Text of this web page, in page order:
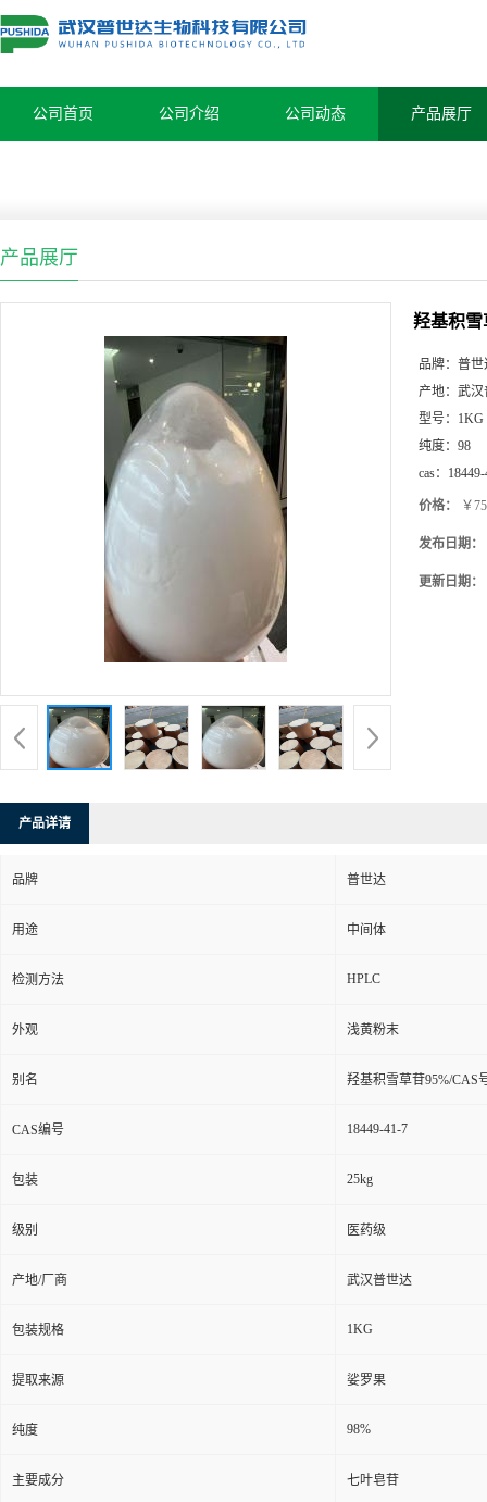
公司首页 公司介绍 公司动态 产品展厅
产品展厅
羟基积雪
品牌： 普世
产地： 武汉
型号： 1KG
纯度： 98
cas：
价格： ￥
发布日期：
更新日期：
产品详请
品牌 普世达
用途 中间体
检测方法 HPLC
外观 浅黄粉末
别名 羟基积雪草苷95%/CAS
CAS编号 18449-41-7
包装 25kg
级别 医药级
产地/厂商 武汉普世达
包装规格 1KG
提取来源 娑罗果
纯度 98%
主要成分 七叶皂苷